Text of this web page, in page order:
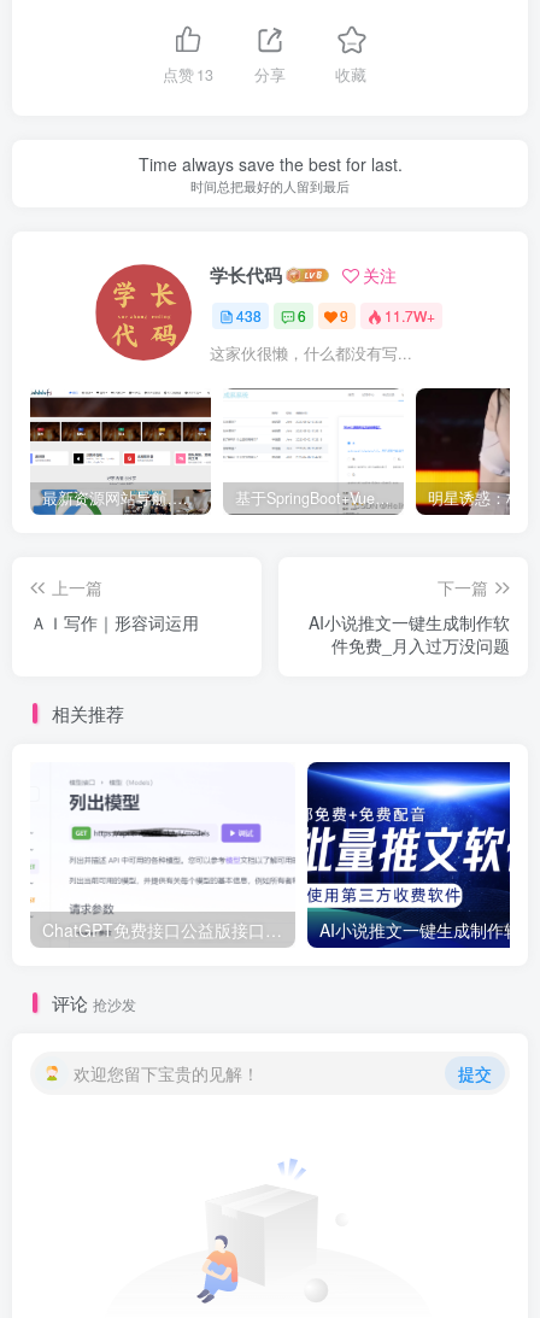
点赞13 分享 收藏
Time always save the best for last.
时间总把最好的人留到最后
学长代码 关注
438 6 9 11.7W+
这家伙很懒，什么都没有写...
最新资源网站导航,让你的资源爆满！推荐5个优质互联网资源分享网站 基于SpringBoot+Vue.js智能考试系统(源码+文档+视频+包运行)
上一篇
ＡＩ写作｜形容词运用
下一篇
AI小说推文一键生成制作软
件免费_月入过万没问题
相关推荐
ChatGPT免费接口公益版接口！3.5与4.0接口模型最新分享
评论 抢沙发
欢迎您留下宝贵的见解！ 提交